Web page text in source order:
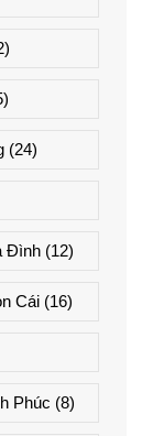
(24)
Đình (12)
Cái(16)
Phúc (8)